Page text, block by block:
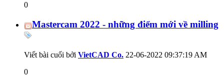
0
Mastercam 2022 - những điểm mới về milling
Viết bài cuối bởi VietCAD Co. 22-06-2022 09:37:19 AM
0